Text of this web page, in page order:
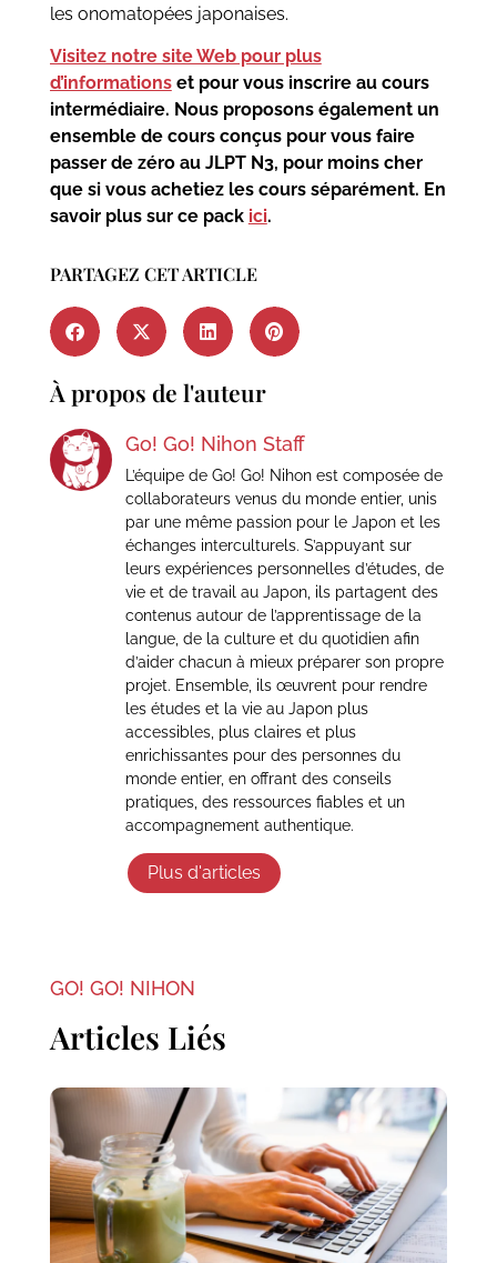
les onomatopées japonaises.
Visitez notre site Web pour plus
d’informationset pour vous inscrire au cours
intermédiaire. Nous proposons également un
ensemble de cours conçus pour vous faire
passer de zéro au JLPT N3, pour moins cher
que si vous achetiez les cours séparément. En
savoir plus sur ce pack ici.
PARTAGEZ CET ARTICLE
À propos de l'auteur
Go! Go! Nihon Staff
L’équipe de Go! Go! Nihon est composée de
collaborateurs venus du monde entier, unis
par une même passion pour le Japon et les
échanges interculturels. S’appuyant sur
leurs expériences personnelles d’études, de
vie et de travail au Japon, ils partagent des
contenus autour de l’apprentissage de la
langue, de la culture et du quotidien afin
d’aider chacun à mieux préparer son propre
projet. Ensemble, ils œuvrent pour rendre
les études et la vie au Japon plus
accessibles, plus claires et plus
enrichissantes pour des personnes du
monde entier, en offrant des conseils
pratiques, des ressources fiables et un
accompagnement authentique.
Plus d'articles
GO! GO! NIHON
Articles Liés